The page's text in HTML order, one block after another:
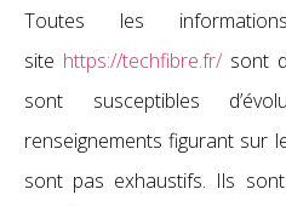
Toutes les
site https://techfibre.fr/ sont
sont susceptibles
renseignements figurant sur
sont pas exhaustifs. Ils